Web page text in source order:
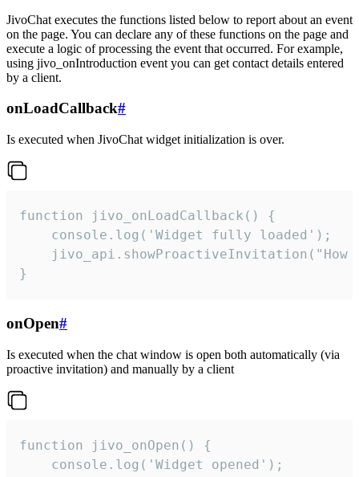
JivoChat executes the functions listed below to report about an event
on the page. You can declare any of these functions on the page and
execute a logic of processing the event that occurred. For example,
using jivo_onIntroduction event you can get contact details entered
by a client.
onLoadCallback#
Is executed when JivoChat widget initialization is over.
function jivo_onLoadCallback() {
    console.log('Widget fully loaded');
jivo_api.showProactiveInvitation("How
}
onOpen#
Is executed when the chat window is open both automatically (via
proactive invitation) and manually by a client
function jivo_onOpen() {
    console.log('Widget opened');